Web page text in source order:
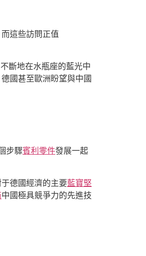
這些訪問正值
斷地在水瓶座的藍光中
國甚至歐洲盼望與中國
步驟賓利零件發展一起
德國經濟的主要藍寶堅
中國極具競爭力的先進技